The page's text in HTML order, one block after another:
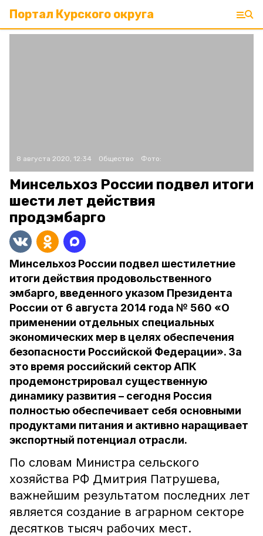
Портал Курского округа
8 августа 2020, 12:34 Общество Фото:
Минсельхоз России подвел итоги
шести лет действия
продэмбарго
Минсельхоз России подвел шестилетние
итоги действия продовольственного
эмбарго, введенного указом Президента
России от 6 августа 2014 года № 560 «О
применении отдельных специальных
экономических мер в целях обеспечения
безопасности Российской Федерации». За
это время российский сектор АПК
продемонстрировал существенную
динамику развития – сегодня Россия
полностью обеспечивает себя основными
продуктами питания и активно наращивает
экспортный потенциал отрасли.
По словам Министра сельского
хозяйства РФ Дмитрия Патрушева,
важнейшим результатом последних лет
является создание в аграрном секторе
десятков тысяч рабочих мест.